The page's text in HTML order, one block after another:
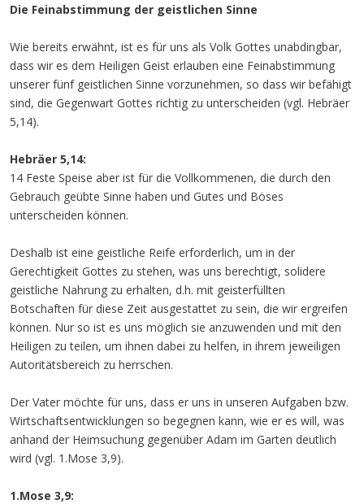
Die Feinabstimmung der geistlichen Sinne
Wie bereits erwähnt, ist es für uns als Volk Gottes unabdingbar,
dass wir es dem Heiligen Geist erlauben eine Feinabstimmung
unserer fünf geistlichen Sinne vorzunehmen, so dass wir befähigt
sind, die Gegenwart Gottes richtig zu unterscheiden (vgl. Hebräer
5,14).
Hebräer 5,14:
14 Feste Speise aber ist für die Vollkommenen, die durch den
Gebrauch geübte Sinne haben und Gutes und Böses
unterscheiden können.
Deshalb ist eine geistliche Reife erforderlich, um in der
Gerechtigkeit Gottes zu stehen, was uns berechtigt, solidere
geistliche Nahrung zu erhalten, d.h. mit geisterfüllten
Botschaften für diese Zeit ausgestattet zu sein, die wir ergreifen
können. Nur so ist es uns möglich sie anzuwenden und mit den
Heiligen zu teilen, um ihnen dabei zu helfen, in ihrem jeweiligen
Autoritätsbereich zu herrschen.
Der Vater möchte für uns, dass er uns in unseren Aufgaben bzw.
Wirtschaftsentwicklungen so begegnen kann, wie er es will, was
anhand der Heimsuchung gegenüber Adam im Garten deutlich
wird (vgl. 1.Mose 3,9).
1.Mose 3,9: